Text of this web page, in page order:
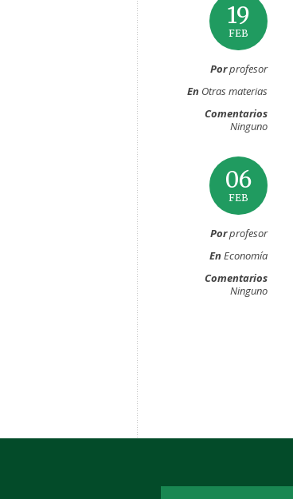
19
FEB
Porprofesor
En Otras materias
Comentarios
Ninguno
06
FEB
Porprofesor
EnEconomía
Comentarios
Ninguno